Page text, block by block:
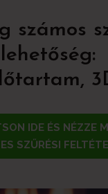
számos
lehetőség:
IDE ÉS NÉZZE
SZŰRÉSI